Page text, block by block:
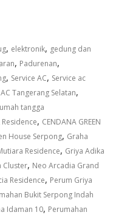
, elektronik, gedung dan
, Padurenan,
, Service AC, Service ac
Tangerang Selatan,
tangga
, CENDANA GREEN
House Serpong, Graha
Residence, Griya Adika
Cluster, Neo Arcadia Grand
Residence, Perum Griya
Bukit Serpong Indah
Idaman 10, Perumahan